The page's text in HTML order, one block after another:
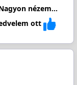
nézem...
ott